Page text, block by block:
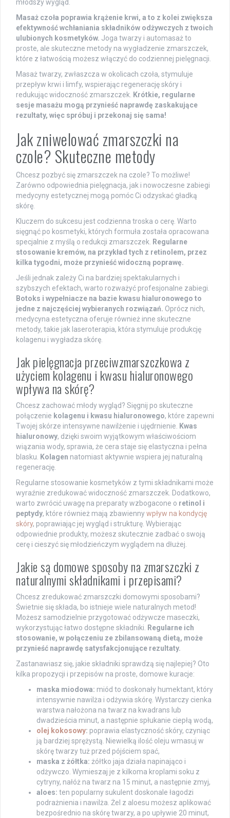
młodszy wygląd.
Masaż czoła poprawia krążenie krwi, a to z kolei zwiększa
efektywność wchłaniania składników odżywczych z twoich
ulubionych kosmetyków. Joga twarzy i automasaż to
proste, ale skuteczne metody na wygładzenie zmarszczek,
które z łatwością możesz włączyć do codziennej pielęgnacji.
Masaż twarzy, zwłaszcza w okolicach czoła, stymuluje
przepływ krwi i limfy, wspierając regenerację skóry i
redukując widoczność zmarszczek.
Krótkie, regularne
sesje masażu mogą przynieść naprawdę zaskakujące
rezultaty, więc spróbuj i przekonaj się sama!
Jak zniwelować zmarszczki na
czole? Skuteczne metody
Chcesz pozbyć się zmarszczek na czole? To możliwe!
Zarówno odpowiednia pielęgnacja, jak i nowoczesne zabiegi
medycyny estetycznej mogą pomóc Ci odzyskać gładką
skórę.
Kluczem do sukcesu jest codzienna troska o cerę. Warto
sięgnąć po kosmetyki, których formuła została opracowana
specjalnie z myślą o redukcji zmarszczek.
Regularne
stosowanie kremów, na przykład tych z retinolem, przez
kilka tygodni, może przynieść widoczną poprawę.
Jeśli jednak zależy Ci na bardziej spektakularnych i
szybszych efektach, warto rozważyć profesjonalne zabiegi.
Botoks i wypełniacze na bazie kwasu hialuronowego to
jedne z najczęściej wybieranych rozwiązań. Oprócz nich,
medycyna estetyczna oferuje również inne skuteczne
metody, takie jak laseroterapia, która stymuluje produkcję
kolagenu i wygładza skórę.
Jak pielęgnacja przeciwzmarszczkowa z
użyciem kolagenu i kwasu hialuronowego
wpływa na skórę?
Chcesz zachować młody wygląd? Sięgnij po skuteczne
połączenie kolagenu i kwasu hialuronowego, które zapewni
Twojej skórze intensywne nawilżenie i ujędrnienie.
Kwas
hialuronowy, dzięki swoim wyjątkowym właściwościom
wiązania wody, sprawia, że cera staje się elastyczna i pełna
blasku.
Kolagen natomiast aktywnie wspiera jej naturalną
regenerację.
Regularne stosowanie kosmetyków z tymi składnikami może
wyraźnie zredukować widoczność zmarszczek. Dodatkowo,
warto zwrócić uwagę na preparaty wzbogacone o retinol i
peptydy, które również mają zbawiennywpływ na kondycję
skóry, poprawiając jej wygląd i strukturę. Wybierając
odpowiednie produkty, możesz skutecznie zadbać o swoją
cerę i cieszyć się młodzieńczym wyglądem na dłużej.
Jakie są domowe sposoby na zmarszczki z
naturalnymi składnikami i przepisami?
Chcesz zredukować zmarszczki domowymi sposobami?
Świetnie się składa, bo istnieje wiele naturalnych metod!
Możesz samodzielnie przygotować odżywcze maseczki,
wykorzystując łatwo dostępne składniki.
Regularne ich
stosowanie, w połączeniu ze zbilansowaną dietą, może
przynieść naprawdę satysfakcjonujące rezultaty.
Zastanawiasz się, jakie składniki sprawdzą się najlepiej? Oto
kilka propozycji i przepisów na proste, domowe kuracje:
maska miodowa: miód to doskonały humektant, który
intensywnie nawilża i odżywia skórę. Wystarczy cienka
warstwa nałożona na twarz na kwadrans lub
dwadzieścia minut, a następnie spłukanie ciepłą wodą,
olej kokosowy: poprawia elastyczność skóry, czyniąc
ją bardziej sprężystą. Niewielką ilość oleju wmasuj w
skórę twarzy tuż przed pójściem spać,
maska z żółtka: żółtko jaja działa napinająco i
odżywczo. Wymieszaj je z kilkoma kroplami soku z
cytryny, nałóż na twarz na 15 minut, a następnie zmyj,
aloes: ten popularny sukulent doskonale łagodzi
podrażnienia i nawilża. Żel z aloesu możesz aplikować
bezpośrednio na skórę twarzy, a po upływie 20 minut,